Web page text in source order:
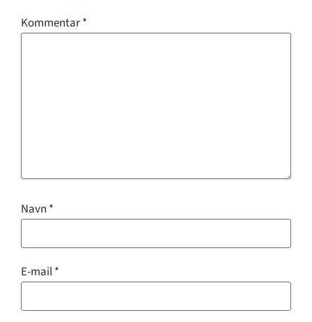
Kommentar*
Navn *
E-mail*